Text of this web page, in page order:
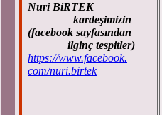
Nuri BiRTEK
kardeşimizin
(facebook sayfasından
ilginç tespitler)
https://www.facebook.
com/nuri.birtek